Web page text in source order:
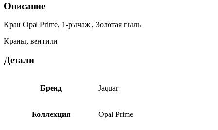
Описание
Кран Opal Prime, 1-рычаж., Золотая пыль
Краны, вентили
Детали
Бренд Jaquar
Коллекция Opal Prime